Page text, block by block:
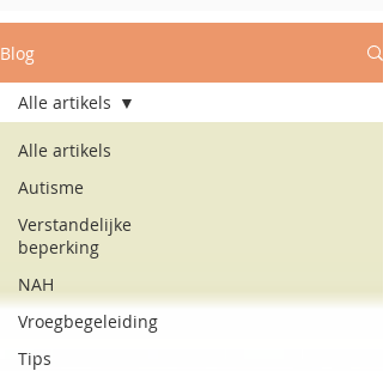
Blog
Alle artikels
Autisme
Verstandelijke
beperking
NAH
Vroegbegeleiding
Tips
Alle artikels